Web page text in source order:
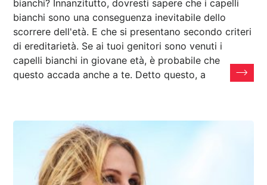
bianchi? Innanzitutto, dovresti sapere che i capelli
bianchi sono una conseguenza inevitabile dello
scorrere dell'età. E che si presentano secondo criteri
di ereditarietà. Se ai tuoi genitori sono venuti i
capelli bianchi in giovane età, è probabile che
questo accada anche a te. Detto questo, a